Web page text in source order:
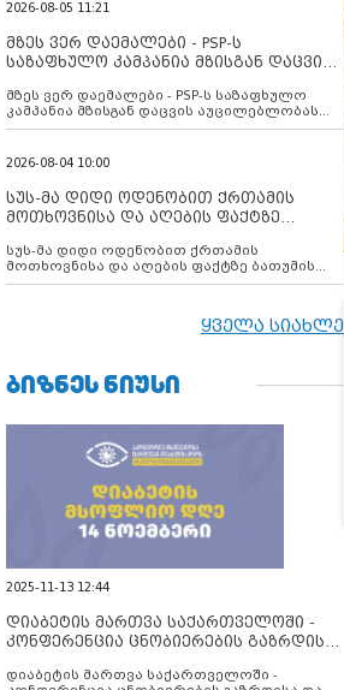
2026-08-05 11:21
მზეს ვერ დაემალები - PSP-ს
საზაფხულო კამპანია მზისგან დაცვის
მზეს ვერ დაემალები - PSP-ს საზაფხულო
კამპანია მზისგან დაცვის აუცილებლობას
გვახსენებს
2026-08-04 10:00
სუს-მა დიდი ოდენობით ქრთამის
მოთხოვნისა და აღების ფაქტზე
დააკავა
სუს-მა დიდი ოდენობით ქრთამის
მოთხოვნისა და აღების ფაქტზე ბათუმის
მერიის თანამშრომელი დააკავა
ყველა სიახლე
ᲑᲘᲖᲜᲔᲡ ᲜᲘᲣᲡᲘ
2025-11-13 12:44
დიაბეტის მართვა საქართველოში -
კონფერენცია ცნობიერების გაზრდისა
დიაბეტის მართვა საქართველოში -